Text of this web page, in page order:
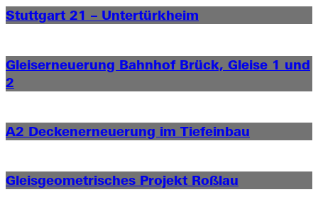
Stuttgart 21 – Untertürkheim
Gleiserneuerung Bahnhof Brück, Gleise 1 und
2
A2 Deckenerneuerung im Tiefeinbau
Gleisgeometrisches Projekt Roßlau